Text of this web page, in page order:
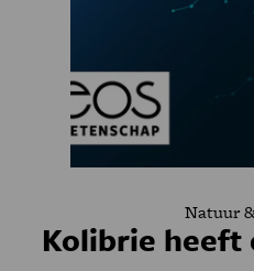
Natuur
Kolibrie heeft